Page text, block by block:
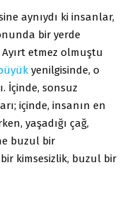
aynıydı ki insanlar,
bir yerde
etmez olmuştu
yenilgisinde, o
İçinde, sonsuz
içinde, insanın en
yaşadığı çağ,
buzul bir
kimsesizlik, buzul bir